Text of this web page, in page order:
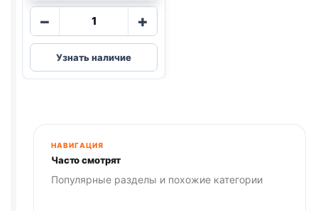
−
Количество
Purina
One
(МИНИ
ГОВЯДИНА,
КАРТОФЕЛЬ,
МОРКОВЬ)
+
Узнать наличие
НАВИГАЦИЯ
Часто смотрят
Популярные разделы и похожие категории